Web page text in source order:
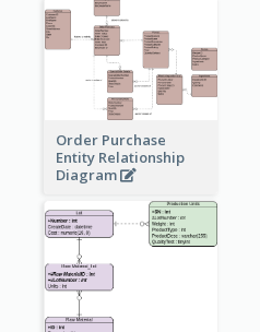
Order Purchase
Entity Relationship
Diagram